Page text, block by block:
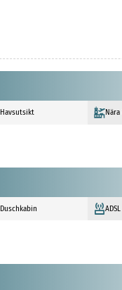
Havsutsikt
Duschkabin ADSL